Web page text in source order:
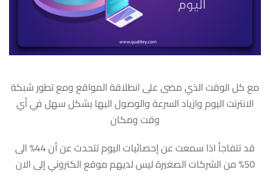
مع كل الوقت الذي مضى على انطلاقة المواقع ومع تطور شبكة
الانترنت اليوم وازياد السرعة والوصول اليها بشكل سهل في أي
وقت ومكان
قد تتفاجأ اذا سمعت عن إحصائيات اليوم تتحدث عن أن 44% الى
50% من الشركات الصغيرة ليس لديهم موقع الكتروني إلى الان